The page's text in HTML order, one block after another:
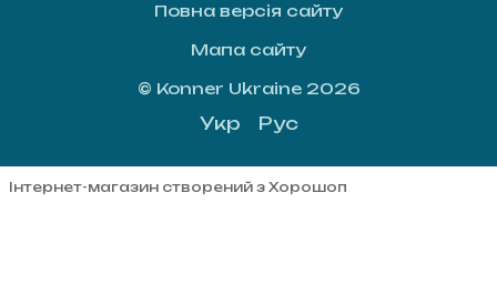
Повна версія сайту
Мапа сайту
© Konner Ukraine 2026
Укр Рус
Інтернет-магазин створений з Хорошоп